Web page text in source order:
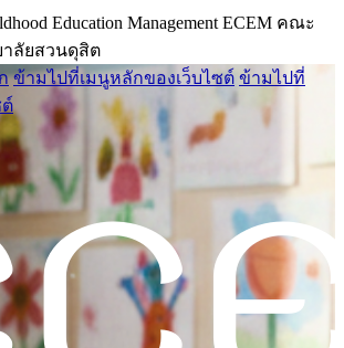
Education Management ECEM คณะ
ลัยสวนดุสิต
ข้ามไปที่เมนูหลักของเว็บไซต์ ข้ามไปที่
ต์